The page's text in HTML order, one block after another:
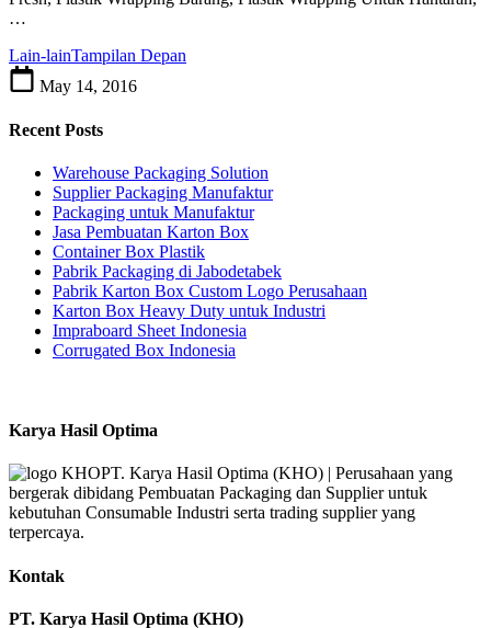
…
Lain-lainTampilan Depan
May 14, 2016
Recent Posts
Warehouse Packaging Solution
Supplier Packaging Manufaktur
Packaging untuk Manufaktur
Jasa Pembuatan Karton Box
Container Box Plastik
Pabrik Packaging di Jabodetabek
Pabrik Karton Box Custom Logo Perusahaan
Karton Box Heavy Duty untuk Industri
Impraboard Sheet Indonesia
Corrugated Box Indonesia
Karya Hasil Optima
PT. Karya Hasil Optima (KHO) | Perusahaan yang
bergerak dibidang Pembuatan Packaging dan Supplier untuk
kebutuhan Consumable Industri serta trading supplier yang
terpercaya.
Kontak
PT. Karya Hasil Optima (KHO)